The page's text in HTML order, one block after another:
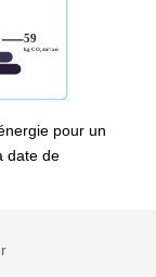
pour un
date de